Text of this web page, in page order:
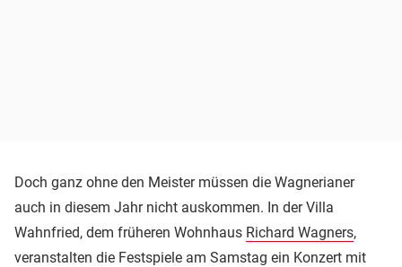
Doch ganz ohne den Meister müssen die Wagnerianer
auch in diesem Jahr nicht auskommen. In der Villa
Wahnfried, dem früheren Wohnhaus Richard Wagners,
veranstalten die Festspiele am Samstag ein Konzert mit